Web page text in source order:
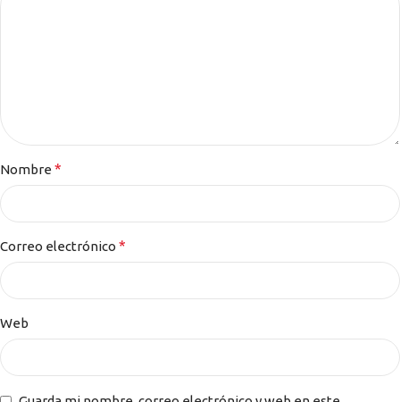
Nombre *
Correo electrónico *
Web